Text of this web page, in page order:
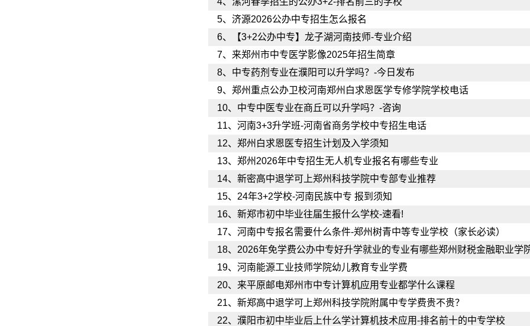
5、 济源2026公办中专招生怎么报名
6、
【3+2公办中专】龙子湖河南技师-专业介绍
7、 来郑州市中专医学影像2025年招生简章
8、 中专药剂专业在濮阳可以升学吗？-今日发布
9、 郑州重点公办卫校河南郑州白求恩医学专修学院学校电话
10、 中专中医专业在商丘可以升学吗？-咨询
11、 河南3+3升学班-河南省商务学校中专招生电话
12、 郑州白求恩医专招生计划及入学须知
13、 郑州2026年中专招生无人机专业报名有哪些专业
14、 新密高中退学可上郑州科技学院中专部专业推荐
15、 24年3+2学校-河南民族中专 报到须知
16、 新郑市初中毕业往届生报什么学校-速看!
17、 河南中专报名需要什么条件-郑州树青中等专业学校（家长必读）
18、 2026年免学费公办中专好升学就业的专业有哪些郑州财税金融职业学院（
19、 河南能源工业技师学院幼儿教育专业学费
20、 来平原邮电郑州市中专计算机应用专业都学什么课程
21、 新郑高中退学可上郑州科技学院附属中专学费贵不贵？
22、 濮阳市初中毕业后上什么学计算机技术应用-排名前十的中专学校